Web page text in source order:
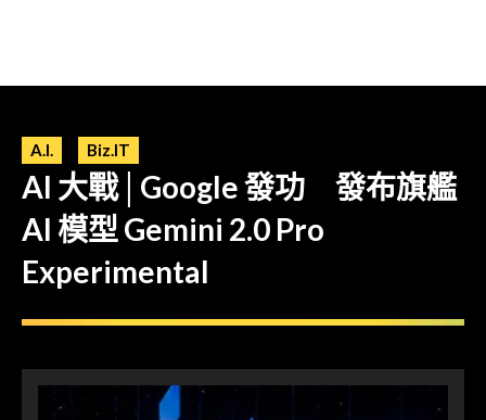
A.I. Biz.IT
AI 大戰│Google 發功 發布旗艦
AI 模型 Gemini 2.0 Pro
Experimental